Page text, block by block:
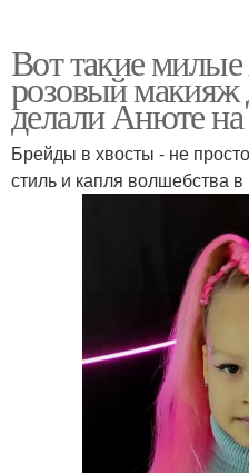
Вот такие
розовый макияж
делали Анюте на
Брейды в хвосты - не
стиль и капля волшебства